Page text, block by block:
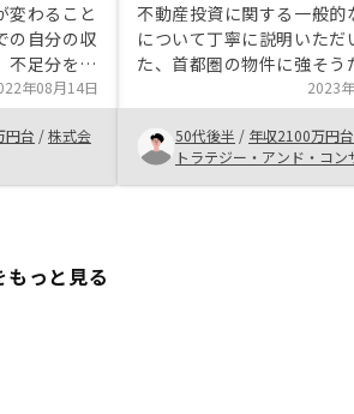
変わること
の自分の収
不足分をど
動産投資を
は
メリットを
ことと営
した際にリ
で家賃収
購入を決め
度は2件で
したが2
年08月14日
円台 /株式会
不動産投資に関する一般的
について丁寧に説明いただ
た、首都圏の物件に強そう
営業担当者のタイムリーな
約までの流れがスムーズで
購入物件のキャッシュ・フ
がアプリで管理できる点が
た。
2023
50代後半 / 年収2100万円台
トラテジー・アンド・コン
っと見る